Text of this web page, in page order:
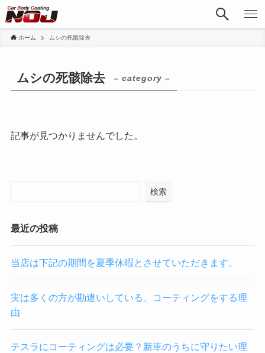
ホーム ムシの死骸除去
ムシの死骸除去 – category –
記事が見つかりませんでした。
検索
最近の投稿
当店は下記の期間を夏季休暇とさせていただきます。
実は多くの方が勘違いしている、コーティングをする理
由
テスラにコーティングは必要？新車のうちに守りたい理